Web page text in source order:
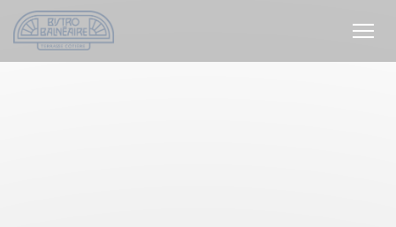
Personnalisation de vos choix en matière de cookies